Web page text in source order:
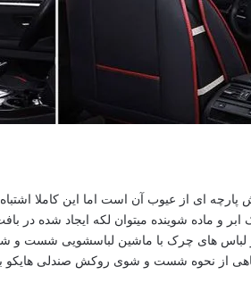
ای از عیوب آن است اما این کاملا
و ماده شوینده میتوان لکه ایجاد شده در
لباس های چرک با ماشین لباسشویی شست و شو
از نحوه شست و شوی روکش صندلی هایکو